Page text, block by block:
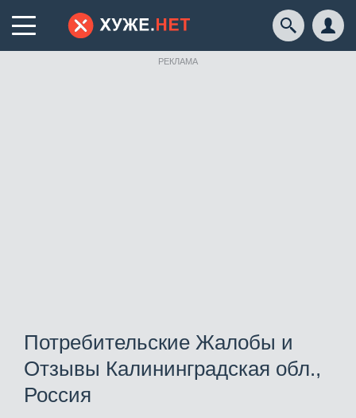
РЕКЛАМА
Потребительские Жалобы и
Отзывы Калининградская обл.,
Россия